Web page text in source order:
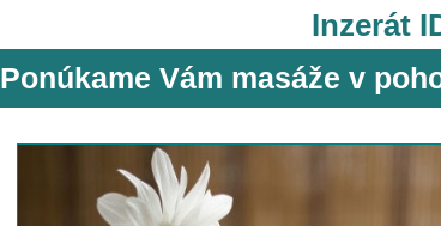
Inzerát
Ponúkame Vám masáže v